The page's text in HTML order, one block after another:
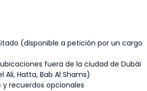
(disponible a petición por un cargo
fuera de la ciudad de Dubái
Ali, Hatta, Bab Al Shams)
y recuerdos opcionales